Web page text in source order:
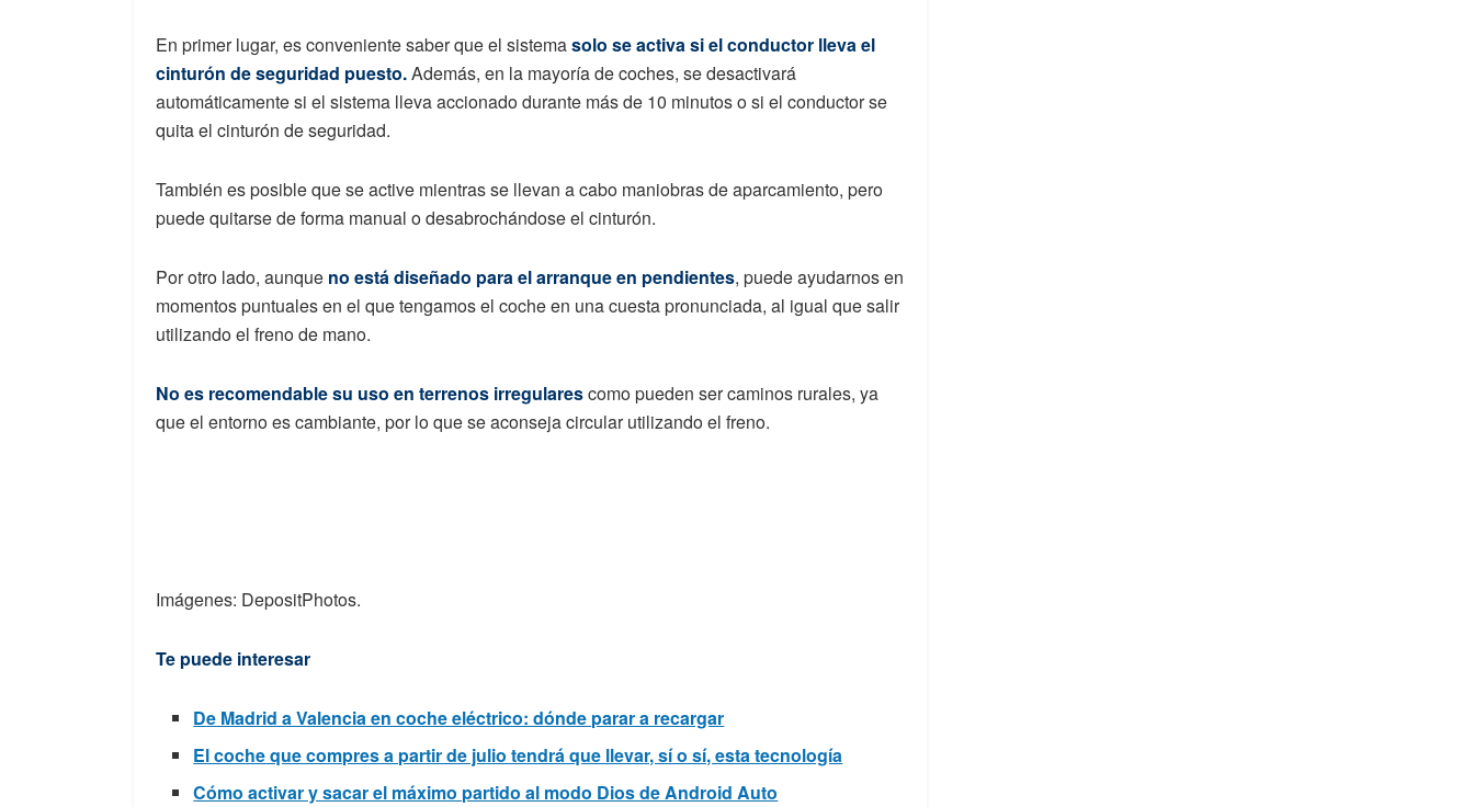
En primer lugar, es conveniente saber que el sistemasolo se activa si el conductor lleva el
cinturón de seguridad puesto.Además, en la mayoría de coches, se desactivará
automáticamente si el sistema lleva accionado durante más de 10 minutos o si el conductor se
quita el cinturón de seguridad.
También es posible que se active mientras se llevan a cabo maniobras de aparcamiento, pero
puede quitarse de forma manual o desabrochándose el cinturón.
Por otro lado, aunque no está diseñado para el arranque en pendientes, puede ayudarnos en
momentos puntuales en el que tengamos el coche en una cuesta pronunciada, al igual que salir
utilizando el freno de mano.
No es recomendable su uso en terrenos irregularescomo pueden ser caminos rurales, ya
que el entorno es cambiante, por lo que se aconseja circular utilizando el freno.
Imágenes: DepositPhotos.
Te puede interesar
De Madrid a Valencia en coche eléctrico: dónde parar a recargar
El coche que compres a partir de julio tendrá que llevar, sí o sí, esta tecnología
Cómo activar y sacar el máximo partido al modo Dios de Android Auto